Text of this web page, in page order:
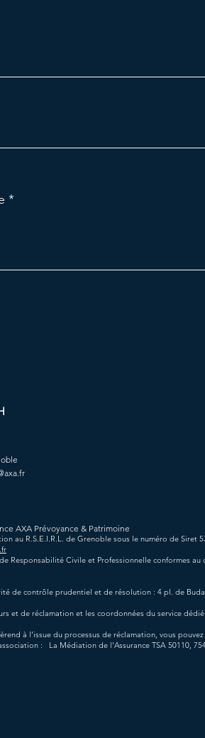
AXA Prévoyance & Patrimoine
au R.S.E.I.R.L. de Grenoble sous le numéro de Siret
Responsabilité Civile et Professionnelle conformes au
de contrôle prudentiel et de résolution : 4 pl. de
et de réclamation et les coordonnées du service
à l’issue du processus de réclamation, vous
: La Médiation de l'Assurance TSA 50110,